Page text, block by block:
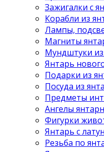
Зажигалки с
Корабли из
Лампы,
Магниты
Мундштуки из
Янтарь
Подарки из
Посуда из
Предметы
Ангелы
Фигурки
Янтарь с
Резьба по